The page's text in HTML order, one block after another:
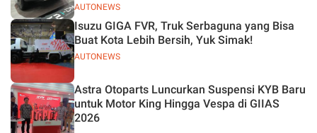
AUTONEWS
AUTONEWS
Isuzu GIGA FVR, Truk Serbaguna yang Bisa
Buat Kota Lebih Bersih, Yuk Simak!
Astra Otoparts Luncurkan Suspensi KYB Baru
untuk Motor King Hingga Vespa di GIIAS
2026